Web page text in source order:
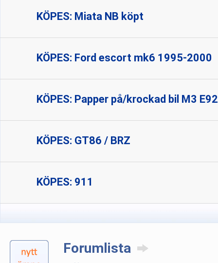
KÖPES: Miata NB köpt
KÖPES: Ford escort mk6 1995-2000
KÖPES: Papper på/krockad bil M3 E92
KÖPES: GT86 / BRZ
KÖPES: 911
Forumlista